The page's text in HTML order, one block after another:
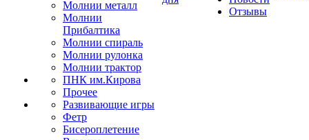
Молнии металл
Молнии
Прибалтика
Молнии спираль
Молнии рулонка
Молнии трактор
ПНК им.Кирова
Прочее
Развивающие игры
Фетр
Бисероплетение
Отзывы